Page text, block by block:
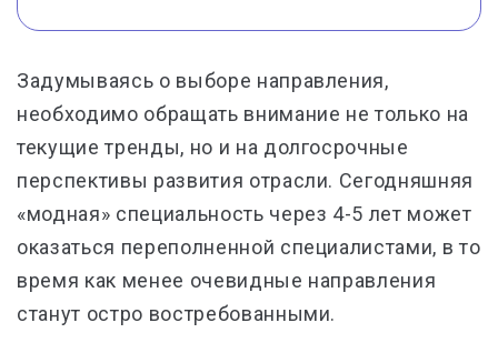
Задумываясь о выборе направления,
необходимо обращать внимание не только на
текущие тренды, но и на долгосрочные
перспективы развития отрасли. Сегодняшняя
«модная» специальность через 4-5 лет может
оказаться переполненной специалистами, в то
время как менее очевидные направления
станут остро востребованными.